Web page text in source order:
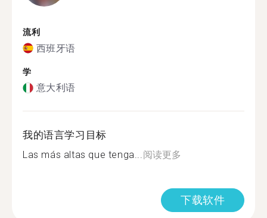
流利
西班牙语
学
意大利语
我的语言学习目标
Las más altas que tenga...阅读更多
下载软件